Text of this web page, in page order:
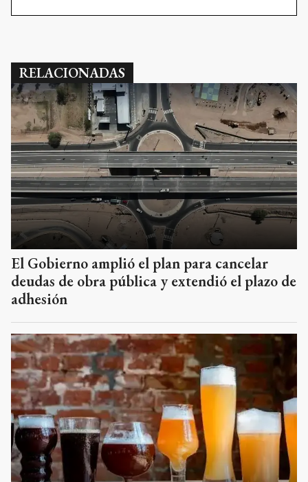
RELACIONADAS
El Gobierno amplió el plan para cancelar
deudas de obra pública y extendió el plazo de
adhesión